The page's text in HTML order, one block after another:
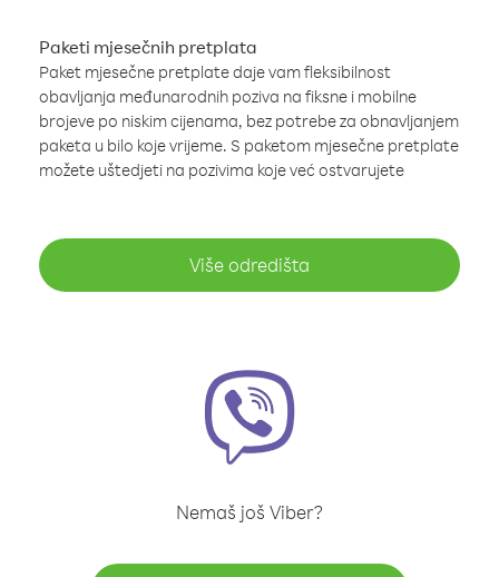
Paketi mjesečnih pretplata
Paket mjesečne pretplate daje vam fleksibilnost
obavljanja međunarodnih poziva na fiksne i mobilne
brojeve po niskim cijenama, bez potrebe za obnavljanjem
paketa u bilo koje vrijeme. S paketom mjesečne pretplate
možete uštedjeti na pozivima koje već ostvarujete
Više odredišta
Nemaš još Viber?